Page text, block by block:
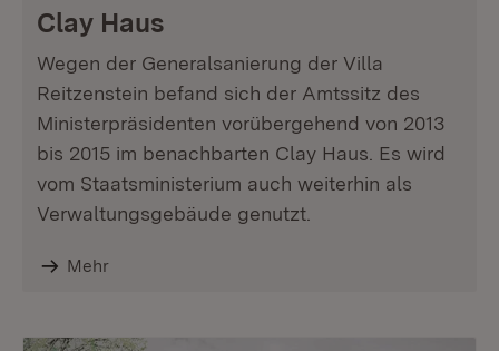
Clay Haus
Wegen der Generalsanierung der Villa
Reitzenstein befand sich der Amtssitz des
Ministerpräsidenten vorübergehend von 2013
bis 2015 im benachbarten Clay Haus. Es wird
vom Staatsministerium auch weiterhin als
Verwaltungsgebäude genutzt.
Mehr